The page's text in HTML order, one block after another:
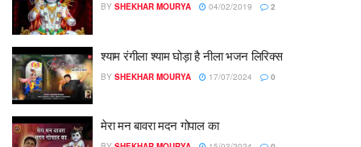
BY SHEKHAR MOURYA 04/02/2019 2
श्याम रंगीला श्याम घोड़ा है नीला भजन लिरिक्स
BY SHEKHAR MOURYA 17/07/2024 0
मेरा मन बावरा मदन गोपाल का